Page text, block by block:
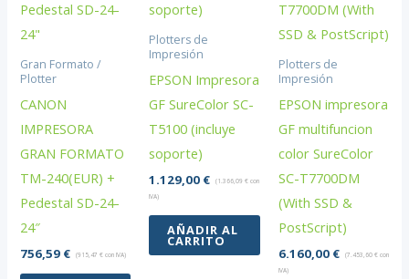
Gran Formato /
Plotter
CANON
IMPRESORA
GRAN FORMATO
TM-240(EUR) +
Pedestal SD-24-
24″
756,59 € (915,47€ con IVA)
Plotters de
Impresión
EPSON Impresora
GF SureColor SC-
T5100 (incluye
soporte)
1.129,00 € (1.366,09€ con
IVA)
AÑADIR AL
CARRITO
Plotters de
Impresión
EPSON impresora
GF multifuncion
color SureColor
SC-T7700DM
(With SSD &
PostScript)
6.160,00 € (7.453,60 €con
IVA)